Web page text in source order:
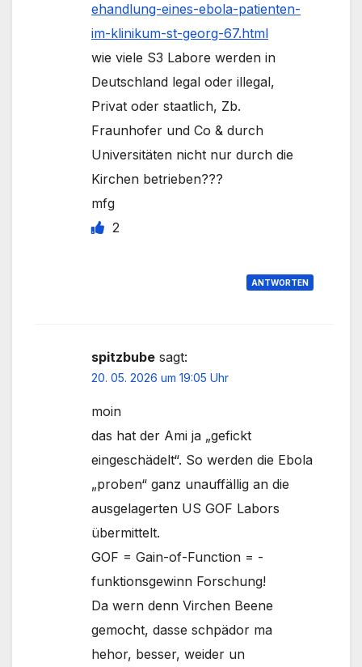
ehandlung-eines-ebola-patienten-
im-klinikum-st-georg-67.html
wie viele S3 Labore werden in
Deutschland legal oder illegal,
Privat oder staatlich, Zb.
Fraunhofer und Co & durch
Universitäten nicht nur durch die
Kirchen betrieben???
mfg
2
ANTWORTEN
spitzbube sagt:
20. 05. 2026 um 19:05 Uhr
moin
das hat der Ami ja „gefickt
eingeschädelt“. So werden die Ebola
„proben“ ganz unauffällig an die
ausgelagerten US GOF Labors
übermittelt.
GOF = Gain-of-Function = -
funktionsgewinn Forschung!
Da wern denn Virchen Beene
gemocht, dasse schpädor ma
hehor, besser, weider un